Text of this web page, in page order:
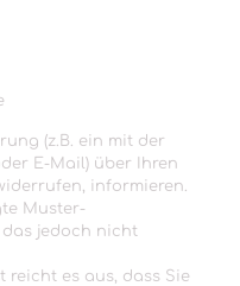
(z.B. ein mit der
E-Mail) über Ihren
informieren.
Muster-
jedoch nicht
es aus, dass Sie